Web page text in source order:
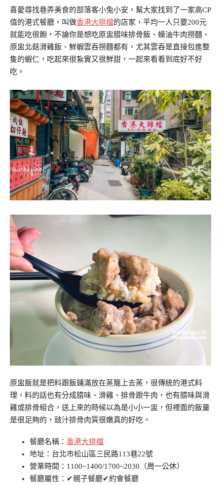
喜愛尋找巷弄美食的部落客小兔小安，幫大家找到了一家高CP
值的港式餐廳，叫做香港大排檔的店家，平均一人只要200元
就能吃很飽，不論你是想吃原盅腊味排骨飯、蠔油牛肉撈麵、
原盅北菇滑雞飯、鮮蝦雲吞撈麵都有，尤其雲吞是直接包進整
隻的蝦仁，吃起來很紮實又很鮮甜，一起來看看到底好不好
吃。
原盅飯就是把料跟飯鋪滿放在蒸籠上去蒸，很傳統的港式料
理，料的話也有分成腊味、滑雞、排骨跟牛肉，也有腊味與滑
雞或排骨組合，送上來的時候以為是小小一盅，但裡面的飯量
是很足夠的，豉汁排骨肉質很嫩真的好吃。
餐廳名稱： 香港大排檔
地址：台北市松山區三民路113巷22號
營業時間：1100~1400/1700~2030（周一公休）
餐廳屬性：✔親子餐廳✔約會餐廳